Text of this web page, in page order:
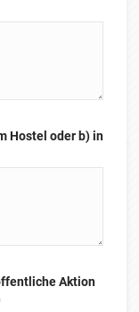
Hostel oder b) in
Aktion